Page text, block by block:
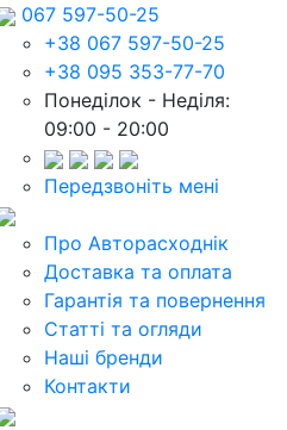
067 597-50-25
+38 067 597-50-25
+38 095 353-77-70
Понеділок - Неділя:
09:00 - 20:00
Передзвоніть мені
Про Авторасходнік
Доставка та оплата
Гарантія та повернення
Статті та огляди
Наші бренди
Контакти